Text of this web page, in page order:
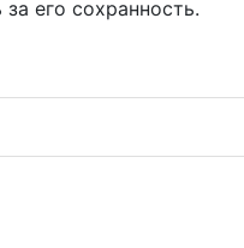
его сохранность.